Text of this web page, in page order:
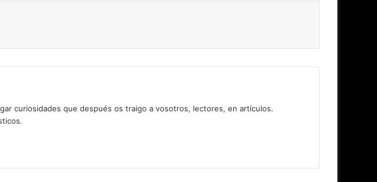
curiosidades que después os traigo a vosotros, lectores, en artículos.